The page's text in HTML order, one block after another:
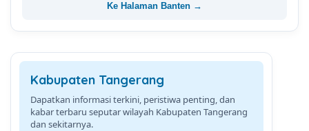
Ke Halaman Banten →
Kabupaten Tangerang
Dapatkan informasi terkini, peristiwa penting, dan
kabar terbaru seputar wilayah Kabupaten Tangerang
dan sekitarnya.